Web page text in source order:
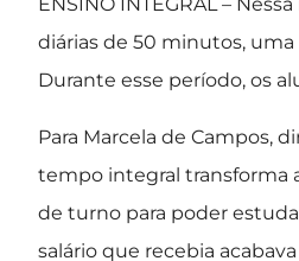
diárias de 50 minutos,
Durante esse período, os
Para Marcela de Campos,
tempo integral transforma
de turno para poder
salário que recebia